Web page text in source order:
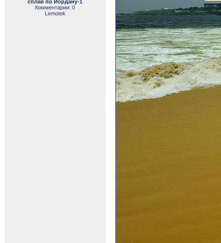
сплав по Иордану-1
Комментарии: 0
Lemotek